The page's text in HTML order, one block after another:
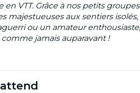
en VTT. Grâce à nos petits
majestueuses aux sentiers
ou un amateur
comme jamais auparavant !